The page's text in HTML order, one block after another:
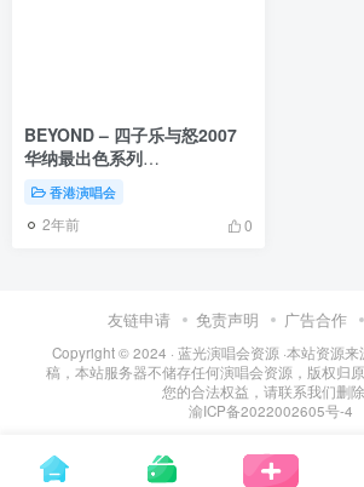
BEYOND – 四子乐与怒2007
华纳最出色系列
（DVD/ISO/3.72G）
香港演唱会
2年前 0
友链申请 免责声明 广告合作
Copyright © 2024 · 蓝光演唱会资源 ·本站资源来
稿，本站服务器不储存任何演唱会资源，版权归
您的合法权益，请联系我们删除
渝ICP备2022002605号-4